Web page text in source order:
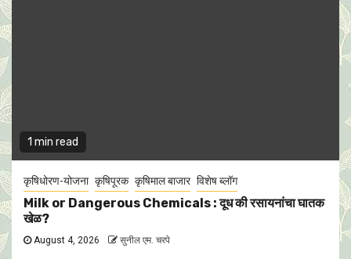
1 min read
कृषिधोरण-योजना कृषिपूरक कृषिमाल बाजार विशेष ब्लॉग
Milk or Dangerous Chemicals : दूध की रसायनांचा घातक
खेळ?
August 4, 2026 सुनील एम. चरपे